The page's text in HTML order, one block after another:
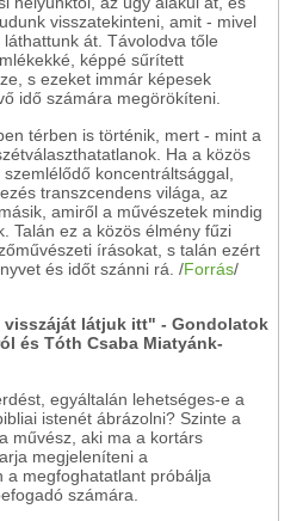
visszatekinteni, amit - mivel
át. Távolodva tőle
képpé sűrített
s ezeket immár képesek
idő számára megörökíteni.
térben is történik, mert - mint a
Ha a közös
koncentráltsággal,
transzcendens világa, az
amiről a művészetek mindig
Talán ez a közös élmény fűzi
írásokat, s talán ezért
és időt szánni rá. /Forrás/
visszáját látjuk itt" - Gondolatok
és Tóth Csaba Miatyánk-
egyáltalán lehetséges-e a
istenét ábrázolni? Szinte a
művész, aki ma a kortárs
megjeleníteni a
a megfoghatatlant próbálja
számára.